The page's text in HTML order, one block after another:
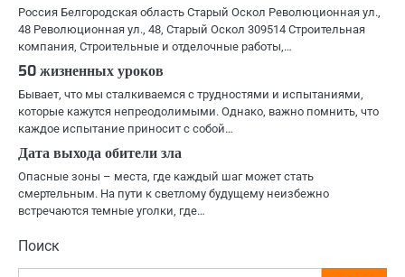
Россия Белгородская область Старый Оскол Революционная ул.,
48 Революционная ул., 48, Старый Оскол 309514 Строительная
компания, Строительные и отделочные работы,…
50 жизненных уроков
Бывает, что мы сталкиваемся с трудностями и испытаниями,
которые кажутся непреодолимыми. Однако, важно помнить, что
каждое испытание приносит с собой…
Дата выхода обители зла
Опасные зоны – места, где каждый шаг может стать
смертельным. На пути к светлому будущему неизбежно
встречаются темные уголки, где…
Поиск